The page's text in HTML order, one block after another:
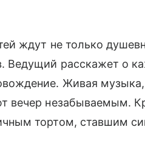
ждут не только
Ведущий расскажет о
Живая
вечер незабываемым.
тортом, ставшим